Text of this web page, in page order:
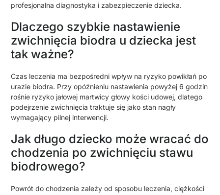
profesjonalna diagnostyka i zabezpieczenie dziecka.
Dlaczego szybkie nastawienie
zwichnięcia biodra u dziecka jest
tak ważne?
Czas leczenia ma bezpośredni wpływ na ryzyko powikłań po
urazie biodra. Przy opóźnieniu nastawienia powyżej 6 godzin
rośnie ryzyko jałowej martwicy głowy kości udowej, dlatego
podejrzenie zwichnięcia traktuje się jako stan nagły
wymagający pilnej interwencji.
Jak długo dziecko może wracać do
chodzenia po zwichnięciu stawu
biodrowego?
Powrót do chodzenia zależy od sposobu leczenia, ciężkości